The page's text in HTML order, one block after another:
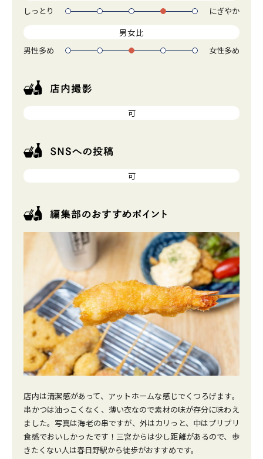
しっとり 1 2 3 4 5 にぎやか
男女比
男性多め 1 2 3 4 5 女性多め
可
可
店内は清潔感があって、アットホームな感じでくつろげます。
串かつは油っこくなく、薄い衣なので素材の味が存分に味わえ
ました。写真は海老の串ですが、外はカリっと、中はプリプリ
食感でおいしかったです！三宮からは少し距離があるので、歩
きたくない人は春日野駅から徒歩がおすすめです。